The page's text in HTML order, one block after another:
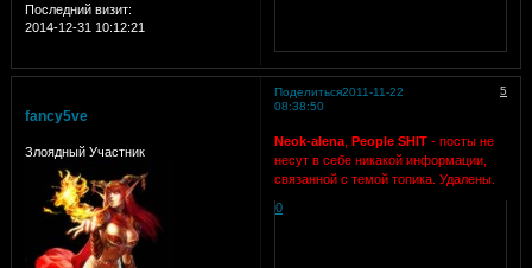
Последний визит:
2014-12-31 10:12:21
Поделиться 5
2011-11-22
08:38:50
fancy5ve
Злоядный Участник
Neok-alena, People SHIT- посты не
несут в себе никакой информации,
связанной с темой топика. Удалены.
0